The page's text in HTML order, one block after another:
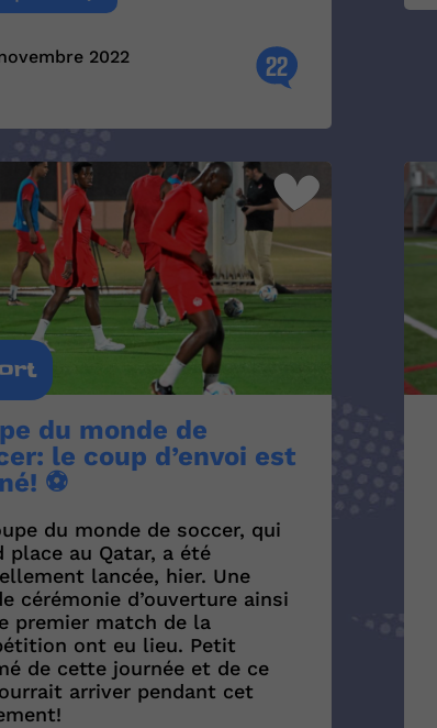
2022 22
du monde de
le coup d’envoi est
⚽
du monde de soccer, qui
place au Qatar, a été
lancée, hier. Une
cérémonie d’ouverture ainsi
premier match de la
ont eu lieu. Petit
de cette journée et de ce
arriver pendant cet